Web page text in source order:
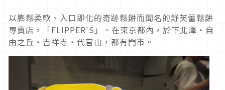
以膨鬆柔軟、入口即化的奇跡鬆餅而聞名的舒芙蕾鬆餅
專賣店，「FLIPPER'S」。在東京都內，於下北澤・自
由之丘・吉祥寺・代官山，都有門市。